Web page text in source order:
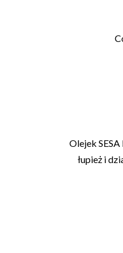
Olejek
łupież i